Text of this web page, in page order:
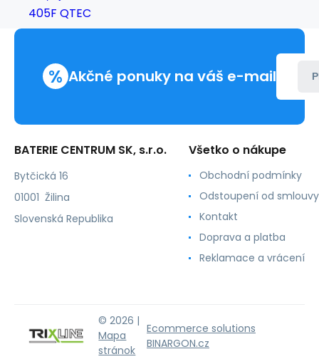
Q-
405F
% Akčné ponuky na váš e-mail
BATERIE CENTRUM SK, s.r.o.
Bytčická 16
01001 Žilina
Slovenská Republika
Všetko o nákupe
Obchodní podmínky
Odstoupení od smlouvy
Kontakt
Doprava a platba
Reklamace a vrácení
© 2026 |
Mapa
stránok
Ecommerce solutions
BINARGON.cz